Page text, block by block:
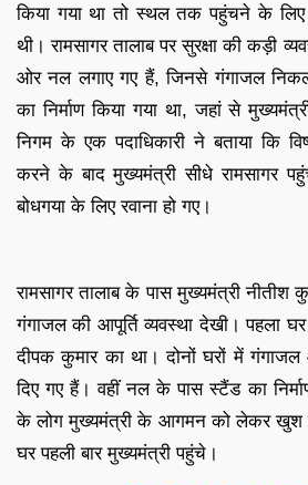
किया गया था तो स्थल तक पहुंचने के
थी। रामसागर तालाब पर सुरक्षा की कड़ी
ओर नल लगाए गए हैं, जिनसे गंगाजल
का निर्माण किया गया था, जहां से
निगम के एक पदाधिकारी ने बताया कि
करने के बाद मुख्यमंत्री सीधे रामसागर
बोधगया के लिए रवाना हो गए।
रामसागर तालाब के पास मुख्यमंत्री नीतीश
गंगाजल की आपूर्ति व्यवस्था देखी। पहला
दीपक कुमार का था। दोनों घरों में
दिए गए हैं। वहीं नल के पास स्टैंड का
के लोग मुख्यमंत्री के आगमन को लेकर
घर पहली बार मुख्‍यमंत्री पहुंचे।